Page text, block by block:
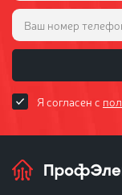
Я согласен с